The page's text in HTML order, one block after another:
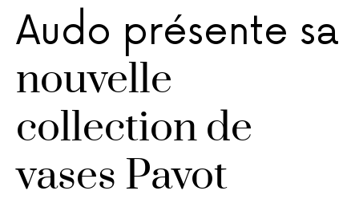
Audo présente sa
nouvelle
collection de
vases Pavot